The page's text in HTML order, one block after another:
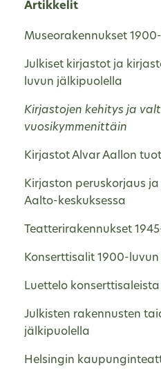
Artikkelit
Museorakennukset
Julkiset kirjastot ja
luvun jälkipuolella
Kirjastojen kehitys ja
vuosikymmenittäin
Kirjastot Alvar Aallon
Kirjaston peruskorjaus
Aalto-keskuksessa
Teatterirakennukset
Konserttisalit 1900-
Luettelo konserttisaleista
Julkisten rakennusten
jälkipuolella
Helsingin